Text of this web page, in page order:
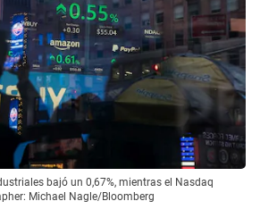
bajó un 0,67%, mientras el Nasdaq
Michael Nagle/Bloomberg